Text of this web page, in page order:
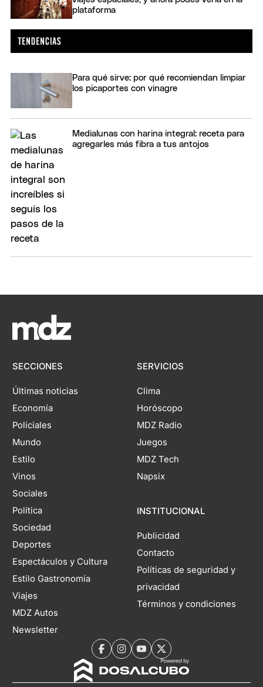
plataforma
Para qué sirve: por qué recomiendan limpiar
los picaportes con vinagre
Medialunas con harina integral: receta para
agregarles más fibra a tus antojos
SECCIONES
Últimas noticias
Economía
Policiales
Mundo
Estilo
Vinos
Sociales
Política
Sociedad
Deportes
Espectáculos y Cultura
Estilo Gastronomía
Viajes
MDZ Autos
Newsletter
SERVICIOS
Clima
Horóscopo
MDZ Radio
Juegos
MDZ Tech
Napsix
INSTITUCIONAL
Publicidad
Contacto
Políticas de seguridad y
privacidad
Términos y condiciones